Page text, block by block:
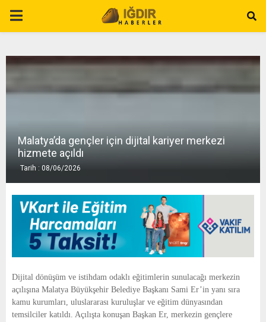
P
A
E
N
Malatya’da gençler için dijital kariyer merkezi
hizmete açıldı
Tarih : 08/06/2026
Dijital dönüşüm ve istihdam odaklı eğitimlerin sunulacağı merkezin
açılışına Malatya Büyükşehir Belediye Başkanı Sami Er’in yanı sıra
kamu kurumları, uluslararası kuruluşlar ve eğitim dünyasından
temsilciler katıldı. Açılışta konuşan Başkan Er, merkezin gençlere